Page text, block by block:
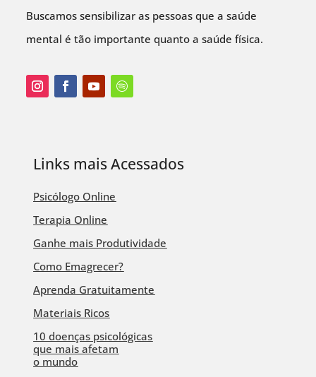
Buscamos sensibilizar as pessoas que a saúde
mental é tão importante quanto a saúde física.
Links mais Acessados
Psicólogo Online
Terapia Online
Ganhe mais Produtividade
Como Emagrecer?
Aprenda Gratuitamente
Materiais Ricos
10 doenças psicológicas
que mais afetam
o mundo